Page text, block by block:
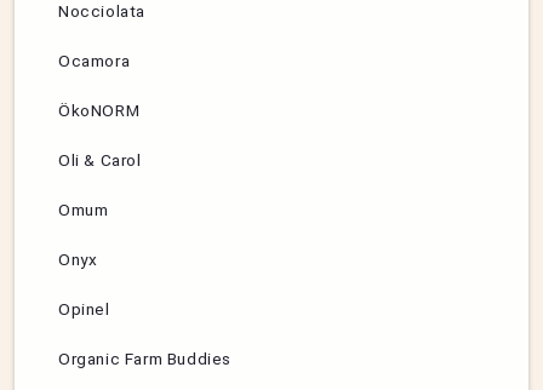
Nocciolata
Ocamora
ÖkoNORM
Oli & Carol
Omum
Onyx
Opinel
Organic Farm Buddies